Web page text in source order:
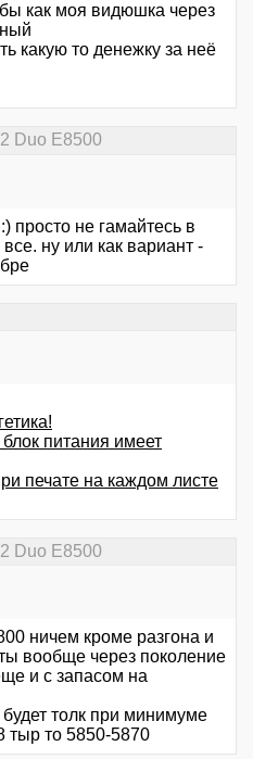
как моя видюшка через
какую то денежку за неё
Duo E8500
просто не гамайтесь в
ну или как вариант -
питания имеет
печате на каждом листе
Duo E8500
ничем кроме разгона и
вообще через поколение
и с запасом на
толк при минимуме
тыр то 5850-5870